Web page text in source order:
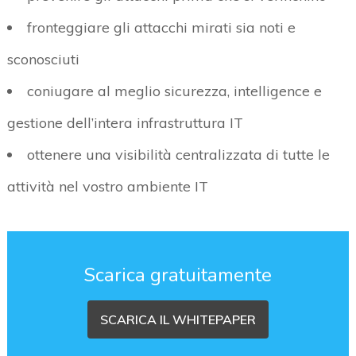
fronteggiare gli attacchi mirati sia noti e
sconosciuti
coniugare al meglio sicurezza, intelligence e
gestione dell’intera infrastruttura IT
ottenere una visibilità centralizzata di tutte le
attività nel vostro ambiente IT
Scarica gratuitamente
SCARICA IL WHITEPAPER